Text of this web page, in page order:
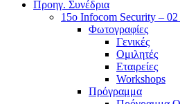
Προηγ. Συνέδρια
15o Infocom Security –
Φωτογραφίες
Γενικές
Ομιλητές
Εταιρείες
Workshops
Πρόγραμμα